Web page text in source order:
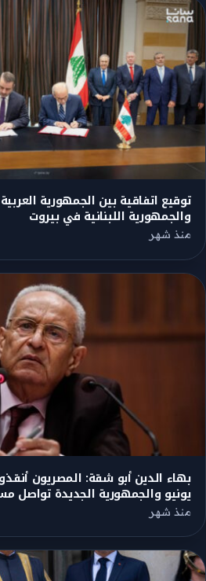
توقيع اتفاقية بين الجمهورية
والجمهورية اللبنانية في بيروت
منذ شهر
يونيو والجمهورية الجديدة تواصل
منذ شهر